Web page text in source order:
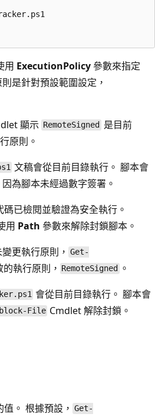
用 ExecutionPolicy參數來指定
是針對預設範圍設定，
顯示 RemoteSigned
是目前
原則。
文稿會從目前目錄執行。 腳本會
為腳本未經過數字簽署。
已檢閱並驗證為安全執行。
用 Path 參數來解除封鎖腳本。
更執行原則， Get-
執行原則， RemoteSigned
。
會從目前目錄執行。 腳本會
File Cmdlet 解除封鎖。
。 根據預設， Get-